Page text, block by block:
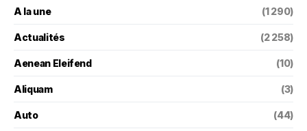
A la une (1 290)
Actualités (2 258)
Aenean Eleifend (10)
Aliquam (3)
Auto (44)